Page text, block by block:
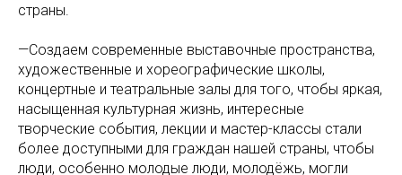
страны.
—Создаем современные выставочные пространства,
художественные и хореографические школы,
концертные и театральные залы для того, чтобы яркая,
насыщенная культурная жизнь, интересные
творческие события, лекции и мастер-классы стали
более доступными для граждан нашей страны, чтобы
люди, особенно молодые люди, молодёжь, могли